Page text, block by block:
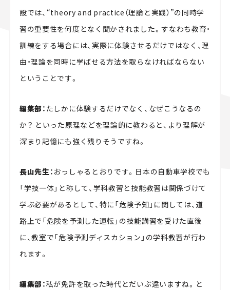
設では、“theory and practice（理論と実践）”の同時学
習の重要性を何度となく聞かされました。すなわち教育・
訓練をする場合には、実際に体験させるだけではなく、理
由・理論を同時に学ばせる方法を取らなければならない
ということです。
編集部： たしかに体験するだけでなく、なぜこうなるの
か？ といった原理などを理論的に教わると、より理解が
深まり記憶にも強く残りそうですね。
長山先生： おっしゃるとおりです。日本の自動車学校でも
「学技一体」と称して、学科教習と技能教習は関係づけて
学ぶ必要があるとして、特に「危険予知」に関しては、道
路上で「危険を予測した運転」の技能講習を受けた直後
に、教室で「危険予測ディスカション」の学科教習が行わ
れます。
編集部：私が免許を取った時代とだいぶ違いますね。と